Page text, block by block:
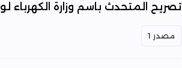
تصريح المتحدث باسم وزارة الكهرباء
مصدر 1